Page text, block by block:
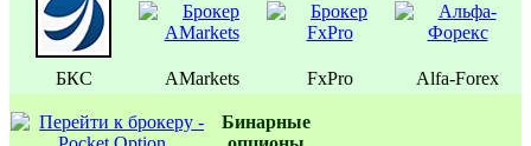
БКС AMarkets FxPro Alfa-Forex
Бинаpные